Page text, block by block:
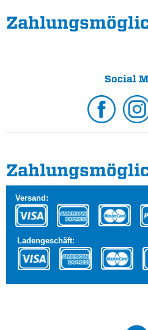
Social
Versand:
Ladengeschäft: